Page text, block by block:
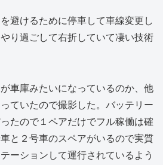
避けるために停車して車線変更し
り過ごして右折していて凄い技術
車庫みたいになっているのか、他
ていたので撮影した。バッテリー
たので１ペアだけでフル稼働は確
と２号車のスペアがいるので実質
ーションして運行されているよう